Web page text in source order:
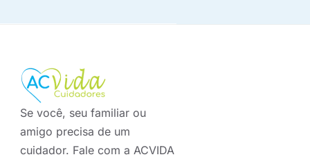
Se você, seu familiar ou
amigo precisa de um
cuidador. Fale com a ACVIDA